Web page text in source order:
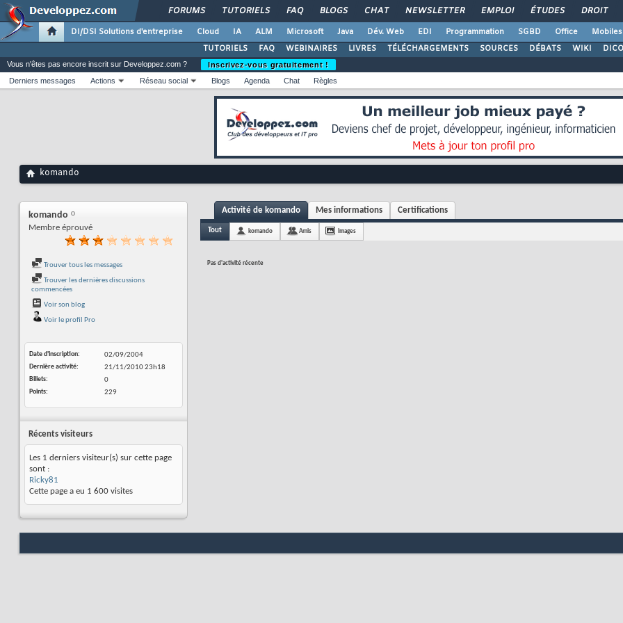
FORUMS TUTORIELS FAQ BLOGS CHAT NEWSLETTER EMPLOI ÉTUDES DROIT
DI/DSI Solutions d'entreprise Cloud IA ALM Microsoft Java Dév. Web EDI Programmation SGBD Office Mobiles
TUTORIELS
FAQ WEBINAIRES LIVRES TÉLÉCHARGEMENTS SOURCES DÉBATS WIKI DICO
Vous n'êtes pas encore inscrit sur Developpez.com ?
Inscrivez-vous gratuitement !
Derniers messages
Actions Réseau social Blogs Agenda Chat Règles
komando
komando
Membre éprouvé
Trouver tous les messages
Trouver les dernières discussions
commencées
Voir son blog
Voir le profil Pro
Date d'inscription
02/09/2004
Dernière activité
21/11/201023h18
Billets
0
Points
229
Récents visiteurs
Les 1 derniers visiteur(s) sur cette page
sont :
Ricky81
Cette page a eu 1 600 visites
Activité de komando Mes informations Certifications
Tout komando Amis Images
Pas d'activité récente